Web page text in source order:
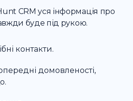
CRM уся інформація про
буде під рукою.
контакти.
домовленості,